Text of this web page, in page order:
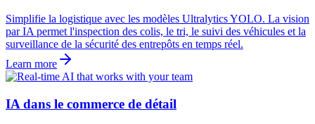
Simplifie la logistique avec les modèles Ultralytics YOLO. La vision
par IA permet l'inspection des colis, le tri, le suivi des véhicules et la
surveillance de la sécurité des entrepôts en temps réel.
Learn more
IA dans le commerce de détail